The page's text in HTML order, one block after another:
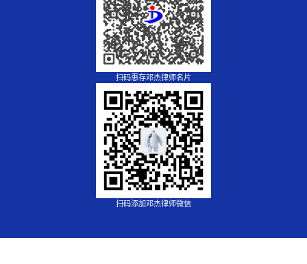
扫码惠存邓杰律师名片
扫码添加邓杰律师微信